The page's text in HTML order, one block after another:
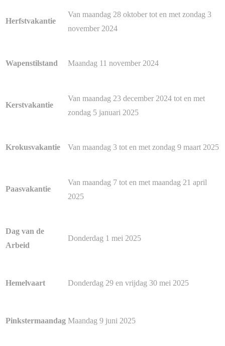
Herfstvakantie
Van maandag 28 oktober tot en met zondag 3
november 2024
Wapenstilstand Maandag 11 november 2024
Kerstvakantie
Van maandag 23 december 2024 tot en met
zondag 5 januari 2025
Krokusvakantie Van maandag 3 tot en met zondag 9 maart 2025
Paasvakantie
Van maandag 7 tot en met maandag 21 april
2025
Dag van de
Arbeid
Donderdag 1 mei 2025
Hemelvaart Donderdag 29 en vrijdag 30 mei 2025
Pinkstermaandag Maandag 9 juni 2025